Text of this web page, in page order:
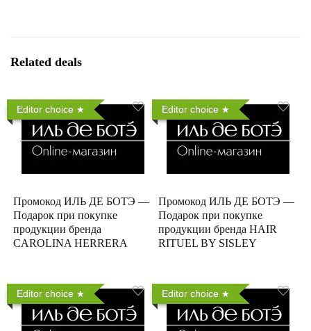
Related deals
Editor choice
Промокод ИЛЬ ДЕ БОТЭ —
Подарок при покупке
продукции бренда
CAROLINA HERRERA
Editor choice
Промокод ИЛЬ ДЕ БОТЭ —
Подарок при покупке
продукции бренда HAIR
RITUEL BY SISLEY
Editor choice Editor choice